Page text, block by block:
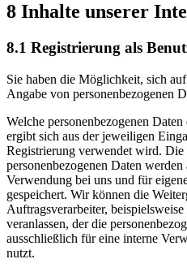
8 Inhalte unserer
8.1 Registrierung als
Sie haben die Möglichkeit, sich
Angabe von personenbezogenen
Welche personenbezogenen
ergibt sich aus der jeweiligen
Registrierung verwendet wird. Die
personenbezogenen Daten
Verwendung bei uns und für
gespeichert. Wir können die
Auftragsverarbeiter, beispielsweise
veranlassen, der die
ausschließlich für eine interne
nutzt.